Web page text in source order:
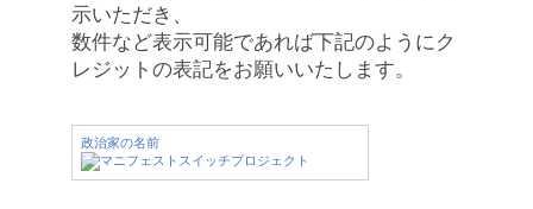
示いただき、
数件など表示可能であれば下記のようにク
レジットの表記をお願いいたします。
政治家の名前